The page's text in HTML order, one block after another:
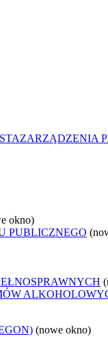
ZARZĄDZENIA
okno)
PUBLICZNEGO
(nowe okno)